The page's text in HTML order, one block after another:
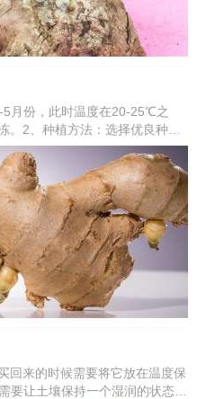
月份，此时温度在20-25℃之
。2、种植方法：选择优良种姜
长的种芽。对园土深耕20-
种姜的芽眼向上放入定植穴，并
意保温。
回来的时候需要将它放在温度保
让土壤保持一个湿润的状态，